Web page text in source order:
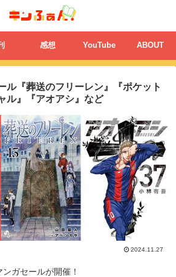
感想 YouTube ABOUT
ル『葬送のフリーレン』『ポケット
ル』『アオアシ』など
2024.11.27
ガセールが開催！